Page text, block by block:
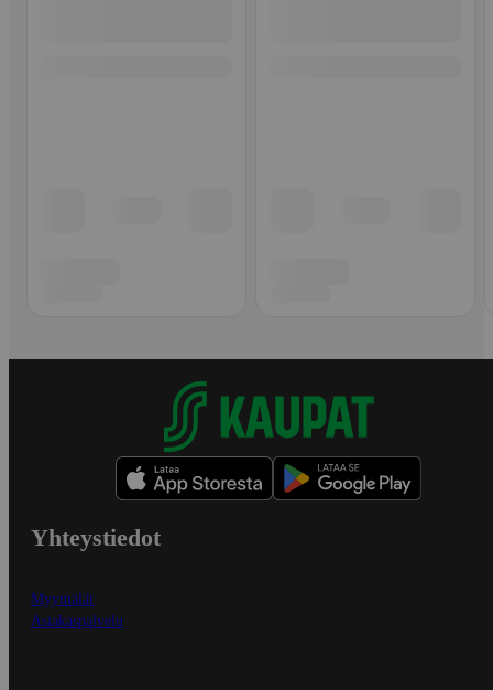
Yhteystiedot
Myymälät
Asiakaspalvelu